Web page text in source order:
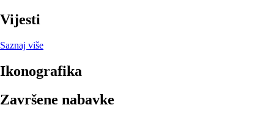
Vijesti
Saznaj više
Ikonografika
Završene nabavke